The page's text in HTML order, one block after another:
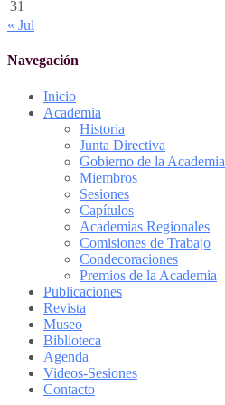
31
« Jul
Navegación
Inicio
Academia
Historia
Junta Directiva
Gobierno de la Academia
Miembros
Sesiones
Capítulos
Academias Regionales
Comisiones de Trabajo
Condecoraciones
Premios de la Academia
Publicaciones
Revista
Museo
Biblioteca
Agenda
Videos-Sesiones
Contacto